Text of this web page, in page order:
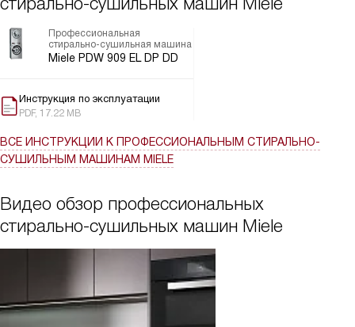
Профессиональная
стирально-сушильная машина
Miele PDW 909 EL DP DD
Инструкция по эксплуатации
PDF, 17.22 MB
ВСЕ ИНСТРУКЦИИ К ПРОФЕССИОНАЛЬНЫМ СТИРАЛЬНО-
СУШИЛЬНЫМ МАШИНАМ MIELE
Видео обзор профессиональных
стирально-сушильных машин Miele